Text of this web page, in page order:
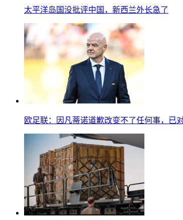
太平洋岛国没批评中国，新西兰外长急了
欧足联：因凡蒂诺道歉改变不了任何事，已